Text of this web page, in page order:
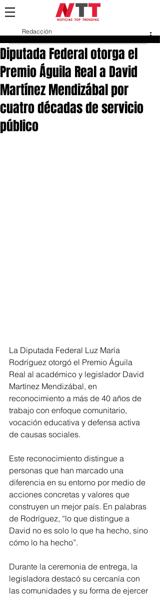
Diputada Federal otorga el
Premio Águila Real a David
Martínez Mendizábal por
cuatro décadas de servicio
público
Redacción
La Diputada Federal Luz María
Rodríguez otorgó el Premio Águila
Real al académico y legislador David
Martínez Mendizábal, en
reconocimiento a más de 40 años de
trabajo con enfoque comunitario,
vocación educativa y defensa activa
de causas sociales.
Este reconocimiento distingue a
personas que han marcado una
diferencia en su entorno por medio de
acciones concretas y valores que
construyen un mejor país. En palabras
de Rodríguez, “lo que distingue a
David no es solo lo que ha hecho, sino
cómo lo ha hecho”.
Durante la ceremonia de entrega, la
legisladora destacó su cercanía con
las comunidades y su forma de ejercer